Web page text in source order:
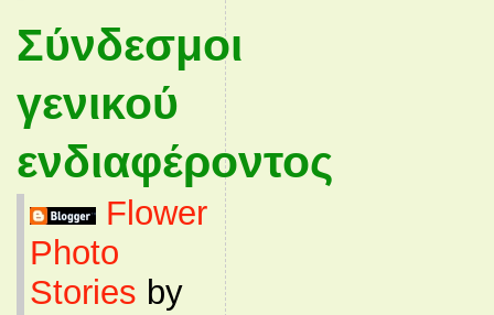
Σύνδεσμοι
γενικού
ενδιαφέροντος
Flower
Photo
Stories by